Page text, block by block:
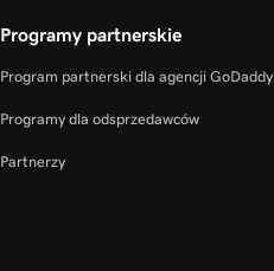
Programy partnerskie
Program partnerski dla agencji GoDaddy
Programy dla odsprzedawców
Partnerzy